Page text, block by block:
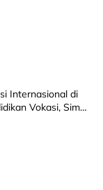
Internasional di
Vokasi, Simak